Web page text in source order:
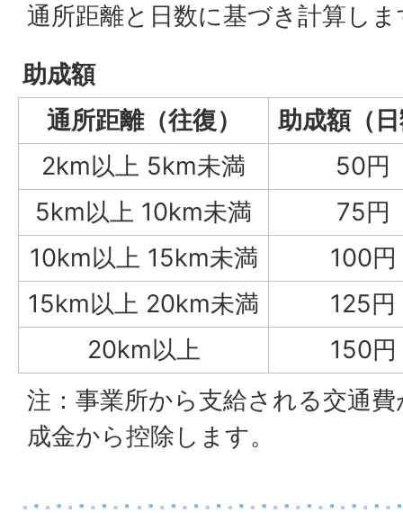
通所距離と日数に基づき計算し
助成額
通所距離（往復）
助成額（
2km以上 5km未満
50円
5km以上 10km未満
75円
10km以上 15km未満
100円
15km以上 20km未満
125円
20km以上
150円
注：事業所から支給される交通
成金から控除します。